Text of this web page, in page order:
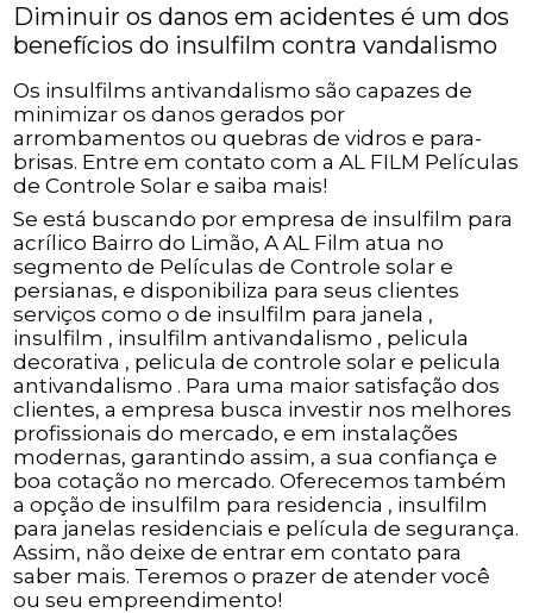
Diminuir os danos em acidentes é um dos
benefícios do insulfilm contra vandalismo
Os insulfilms antivandalismo são capazes de
minimizar os danos gerados por
arrombamentos ou quebras de vidros e para-
brisas. Entre em contato com a AL FILM Películas
de Controle Solar e saiba mais!
Se está buscando por empresa de insulfilm para
acrílico Bairro do Limão, A AL Film atua no
segmento de Películas de Controle solar e
persianas, e disponibiliza para seus clientes
serviços como o de insulfilm para janela ,
insulfilm , insulfilm antivandalismo , pelicula
decorativa , pelicula de controle solar e pelicula
antivandalismo . Para uma maior satisfação dos
clientes, a empresa busca investir nos melhores
profissionais do mercado, e em instalações
modernas, garantindo assim, a sua confiança e
boa cotação no mercado. Oferecemos também
a opção de insulfilm para residencia , insulfilm
para janelas residenciais e película de segurança.
Assim, não deixe de entrar em contato para
saber mais. Teremos o prazer de atender você
ou seu empreendimento!